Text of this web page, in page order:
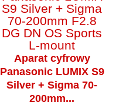
Aparat cyfrowy
Panasonic LUMIX S9
Silver + Sigma 70-
200mm...